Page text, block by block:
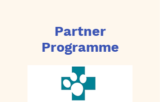
Partner
Programme